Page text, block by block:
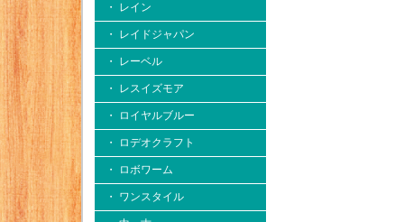
・ レイン
・ レイドジャパン
・ レーベル
・ レスイズモア
・ ロイヤルブルー
・ ロデオクラフト
・ ロボワーム
・ ワンスタイル